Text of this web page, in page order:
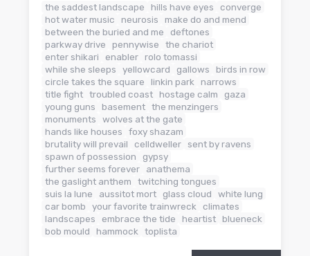
the saddest landscape hills have eyes
converge
hot water music
neurosis
make do and mend
between the buried and me
deftones
parkway drive
pennywise
the chariot
enter shikari
enabler rolo tomassi
while she sleeps
yellowcard gallows
birds in row
circle takes the square
linkin park
narrows
title fight troubled coast hostage calm
gaza
young guns
basement the menzingers
monuments
wolves at the gate
hands like houses
foxy shazam
brutality will prevail
celldweller sent by ravens
spawn of possession
gypsy
further seems forever
anathema
the gaslight anthem
twitching tongues
suis la lune
aussitot mort glass cloud
white lung
car bomb
your favorite trainwreck
climates
landscapes
embrace the tide heartist blueneck
bob mould
hammock toplista